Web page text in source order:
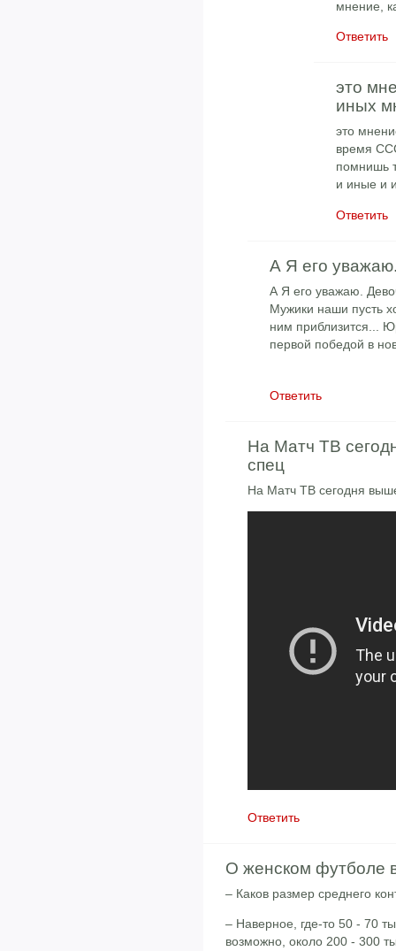
мнение,
Ответить
это
иных
это
время
помнишь
и иные и
Ответить
А Я его
А Я его уважаю.
Мужики наши пусть
ним приблизится...
первой победой в
Ответить
На Матч ТВ
спец
На Матч ТВ сегодня
Ответить
О женском футболе
– Каков размер среднего
– Наверное, где-то 50 - 70
возможно, около 200 - 300